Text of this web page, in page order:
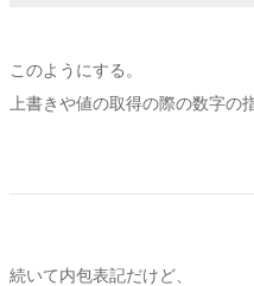
このようにする。
上書きや値の取得の際の数字の
続いて内包表記だけど、